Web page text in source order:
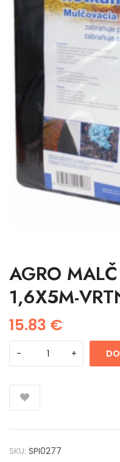
AGRO
1,6X5M-
15.83 €
SKU: SPI0277